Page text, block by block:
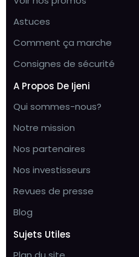
Astuces
Comment ça marche
Consignes de sécurité
A Propos De Ijeni
Qui sommes-nous?
Notre mission
Nos partenaires
Nos investisseurs
Revues de presse
Blog
Sujets Utiles